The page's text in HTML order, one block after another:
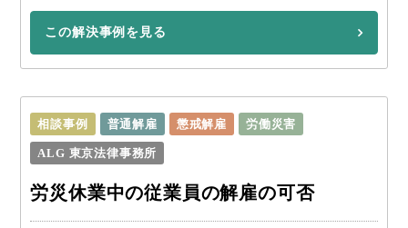
この解決事例を見る
相談事例 普通解雇 懲戒解雇 労働災害
ALG 東京法律事務所
労災休業中の従業員の解雇の可否